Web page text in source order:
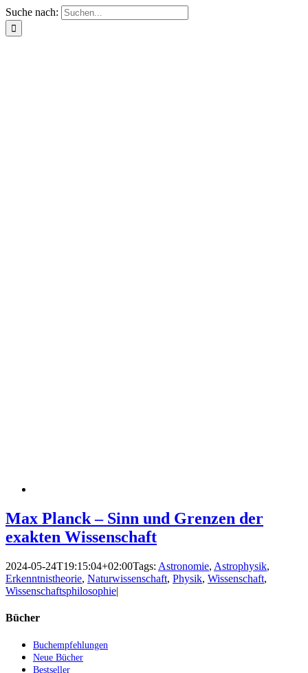
Suche nach:
Max Planck – Sinn und Grenzen der
exakten Wissenschaft
2024-05-24T19:15:04+02:00Tags: Astronomie, Astrophysik,
Erkenntnistheorie, Naturwissenschaft, Physik, Wissenschaft,
Wissenschaftsphilosophie|
Bücher
Buchempfehlungen
Neue Bücher
Bestseller